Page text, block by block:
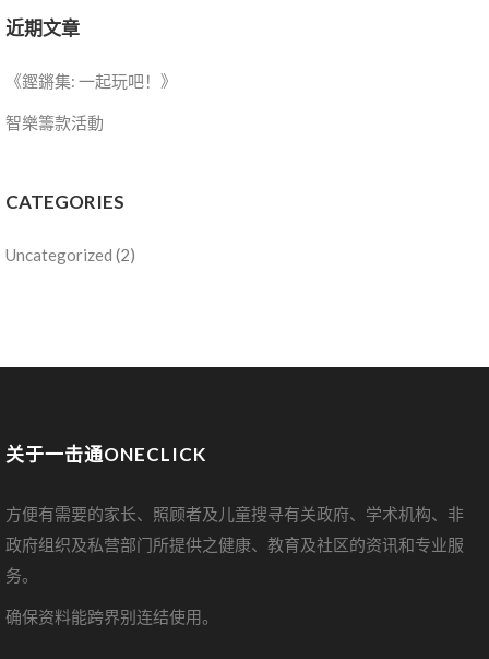
近期文章
《鏗鏘集: 一起玩吧！》
智樂籌款活動
CATEGORIES
Uncategorized (2)
关于一击通ONECLICK
方便有需要的家长、照顾者及儿童搜寻有关政府、学术机构、非
政府组织及私营部门所提供之健康、教育及社区的资讯和专业服
务。
确保资料能跨界别连结使用。